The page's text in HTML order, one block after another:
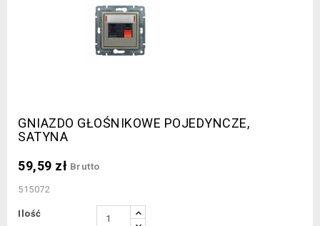
GNIAZDO GŁOŚNIKOWE POJEDYNCZE,
SATYNA
59,59 zł Brutto
515072
Ilość